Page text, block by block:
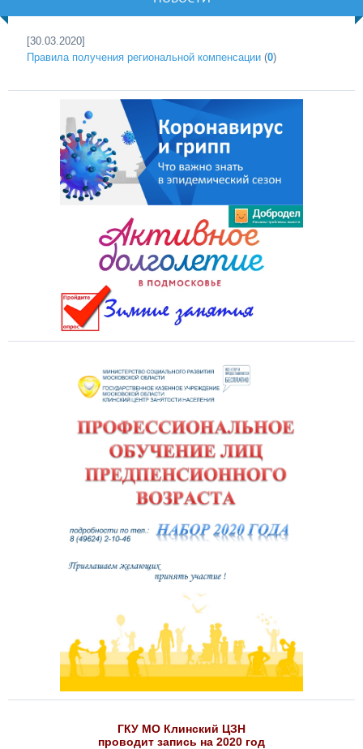
[30.03.2020]
Правила получения региональной компенсации (0)
ГКУ МО Клинский ЦЗН
проводит запись на 2020 год